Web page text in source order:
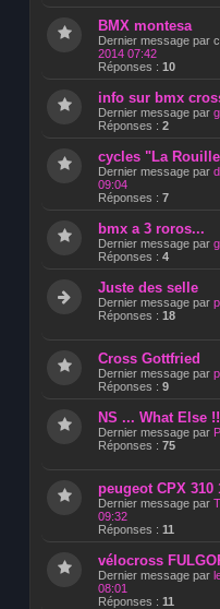
BMX montesa
Dernier message par
2014 07:42
Réponses : 10
info sur bmx
Dernier message par
Réponses : 2
cycles "La
Dernier message par
09:04
Réponses : 7
bmx a 3 roros...
Dernier message par
Réponses : 4
Juste des selle
Dernier message par
Réponses : 18
Cross Gottfried
Dernier message par
Réponses : 9
NS ... What Else !!
Dernier message par
Réponses : 75
peugeot CPX 310
Dernier message par
09:32
Réponses : 11
vélocross
Dernier message par
08:01
Réponses : 11